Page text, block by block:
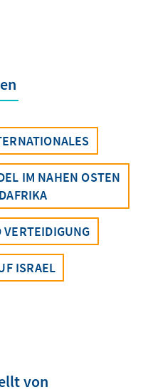
IM NAHEN OSTEN
ISRAEL
von